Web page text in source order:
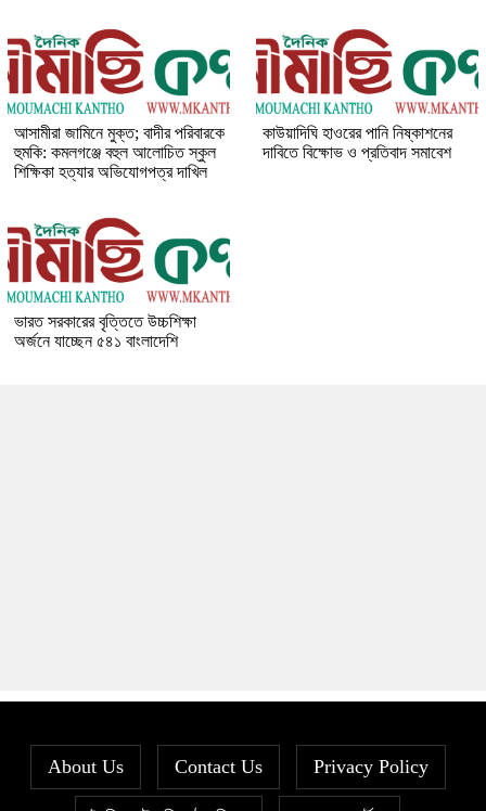
আসামীরা জামিনে মুক্ত; বাদীর পরিবারকে
হুমকি: কমলগঞ্জে বহুল আলোচিত স্কুল
শিক্ষিকা হত্যার অভিযোগপত্র দাখিল
কাউয়াদিঘি হাওরের পানি নিষ্কাশনের
দাবিতে বিক্ষোভ ও প্রতিবাদ সমাবেশ
ভারত সরকারের বৃত্তিতে উচ্চশিক্ষা
অর্জনে যাচ্ছেন ৫৪১ বাংলাদেশি
About Us Contact Us Privacy Policy